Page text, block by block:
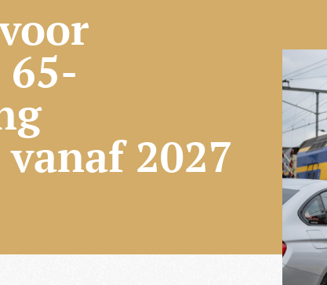
2027